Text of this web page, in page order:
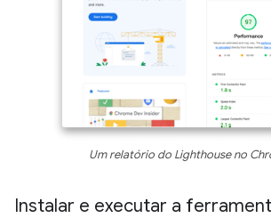
Um relatório do Lighthouse no
Instalar e executar a